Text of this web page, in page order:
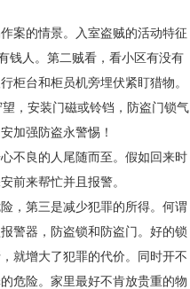
案的情景。入室盗贼的活动特征
钱人。第二贼看，看小区有没有
柜台和柜员机旁埋伏紧盯猎物。
，安装门磁或铃铛，防盗门锁气
加强防盗永警惕！
不良的人尾随而至。假如回来时
前来帮忙并且报警。
，第三是减少犯罪的所得。何谓
警器，防盗锁和防盗门。好的锁
就增大了犯罪的代价。同时开不
危险。家里最好不肯放贵重的物